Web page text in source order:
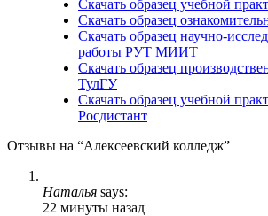
Скачать образец учебной
Скачать образец
Скачать образец научно-
работы РУТ МИИТ
Скачать образец
ТулГУ
Скачать образец учебной
Росдистант
Отзывы на “Алексеевский колледж”
Наталья says:
22 минуты назад